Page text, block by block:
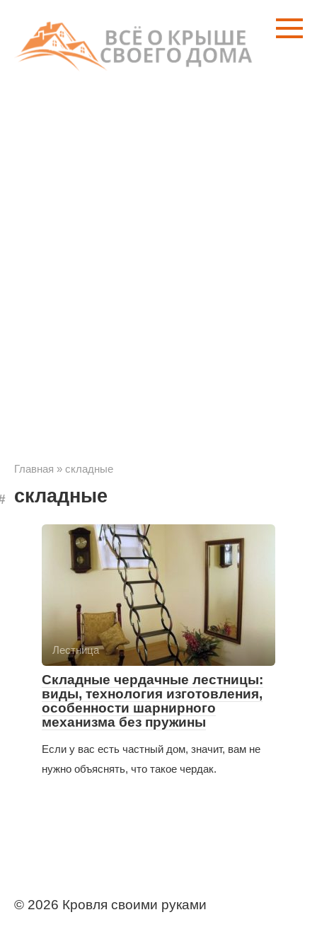
контенту
Главная » складные
складные
Лестница
Складные чердачные лестницы:
виды, технология изготовления,
особенности шарнирного
механизма без пружины
Если у вас есть частный дом, значит, вам не
нужно объяснять, что такое чердак.
© 2026 Кровля своими руками